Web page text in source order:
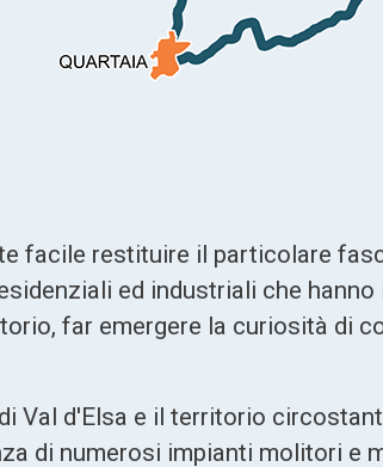
facile restituire il particolare
ed industriali che
far emergere la curiosità di
Val d'Elsa e il territorio
di numerosi impianti molitori e